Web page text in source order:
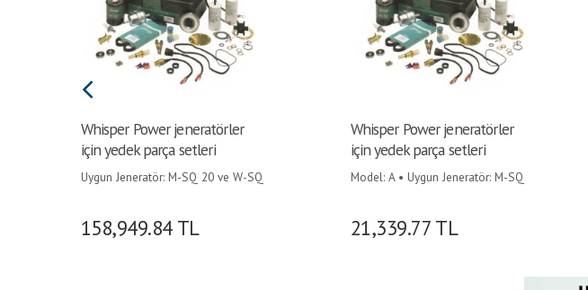
Whisper Power jeneratörler
için yedek parça setleri
Uygun Jeneratör: M-SQ 20 ve W-SQ
158,949.84TL
Whisper Power jeneratörler
için yedek parça setleri
Model: A • Uygun Jeneratör: M-SQ
21,339.77 TL